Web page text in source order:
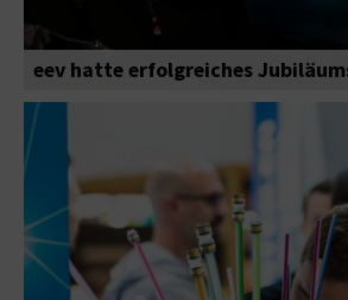
eev hatte erfolgreiches